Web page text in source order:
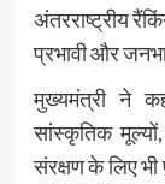
अंतरराष्ट्रीय
प्रभावी और
मुख्यमंत्री ने
सांस्कृतिक
संरक्षण के लिए भी